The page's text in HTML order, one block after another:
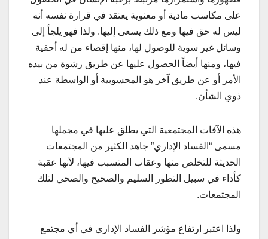
على مكاسب مادية أو معنوية يعتقد في قرارة نفسه أنه
ليس له حق فيها ومع ذلك يسعى إليها. ولذا فهو يلجأ إلى
وسائل غير سوية للوصول لها، منها إقصاء من له أحقية
فيها، ومنها أيضاً الحصول عليها عن طريق رشوة من بيده
الأمر أو عن طريق آخر هو المحسوبية أو الواسطة عند
ذوي الشأن.
هذه الآفات المجتمعية التي يطلق عليها في مجملها
مسمى “الفساد الإداري” جاهد الكثير من المجتمعات
الحديثة للتخلص منها وعقاب المتسبب فيها، لأنها عقبة
كأداء في سبيل التطور السليم والصحيح والصحي لتلك
المجتمعات.
ولذا اعتبر ارتفاع مؤشر الفساد الإداري في أي مجتمع